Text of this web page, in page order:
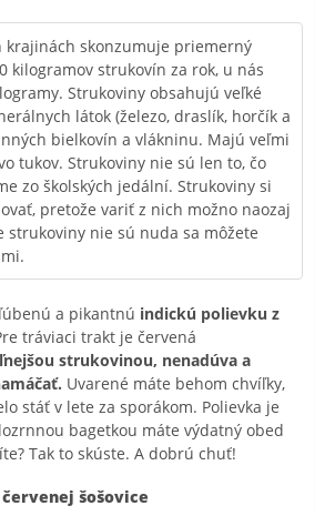
krajinách skonzumuje priemerný
kilogramov strukovín za rok, u nás
Strukoviny obsahujú veľké
látok (železo, draslík, horčík a
bielkovín a vlákninu. Majú veľmi
tukov. Strukoviny nie sú len to, čo
zo školských jedální. Strukoviny si
pretože variť z nich možno naozaj
strukoviny nie sú nuda sa môžete
a pikantnú indickú polievku z
tráviaci trakt je červená
strukovinou, nenadúva a
Uvarené máte behom chvíľky,
stáť v lete za sporákom. Polievka je
bagetkou máte výdatný obed
Tak to skúste. A dobrú chuť!
šošovice